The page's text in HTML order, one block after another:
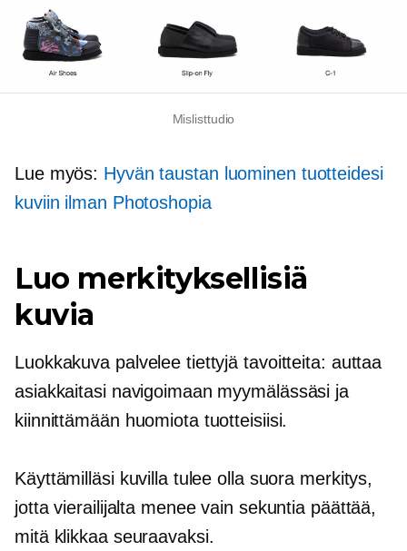
Mislisttudio
Lue myös: Hyvän taustan luominen tuotteidesi
kuviin ilman Photoshopia
Luo merkityksellisiä
kuvia
Luokkakuva palvelee tiettyjä tavoitteita: auttaa
asiakkaitasi navigoimaan myymälässäsi ja
kiinnittämään huomiota tuotteisiisi.
Käyttämilläsi kuvilla tulee olla suora merkitys,
jotta vierailijalta menee vain sekuntia päättää,
mitä klikkaa seuraavaksi.